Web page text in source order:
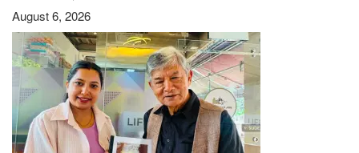
August 6, 2026